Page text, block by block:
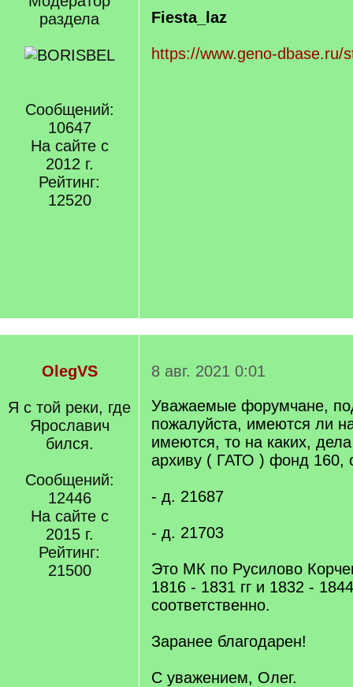
раздела
Сообщений:
10647
На сайте с
2012 г.
Рейтинг:
12520
Fiesta_laz
https://www.geno-dbase.ru/
OlegVS
Я с той реки, где
Ярославич
бился.
Сообщений:
12446
На сайте с
2015 г.
Рейтинг:
21500
8 авг. 2021 0:01
Уважаемые форумчане,
пожалуйста, имеются ли
имеются, то на каких,
архиву ( ГАТО ) фонд 160,
- д. 21687
- д. 21703
Это МК по Русилово
1816 - 1831 гг и 1832 - 1844
соответственно.
Заранее благодарен!
С уважением, Олег.